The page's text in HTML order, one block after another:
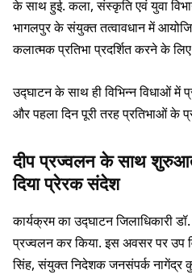
के साथ हुई. कला, संस्कृति एवं युवा
भागलपुर के संयुक्त तत्वावधान में
कलात्मक प्रतिभा प्रदर्शित करने के
उद्घाटन के साथ ही विभिन्न विधाओं में
और पहला दिन पूरी तरह प्रतिभाओं के
दीप प्रज्वलन के साथ
दिया प्रेरक संदेश
कार्यक्रम का उद्घाटन जिलाधिकारी
प्रज्वलन कर किया. इस अवसर पर उप
सिंह, संयुक्त निदेशक जनसंपर्क नागेंद्र